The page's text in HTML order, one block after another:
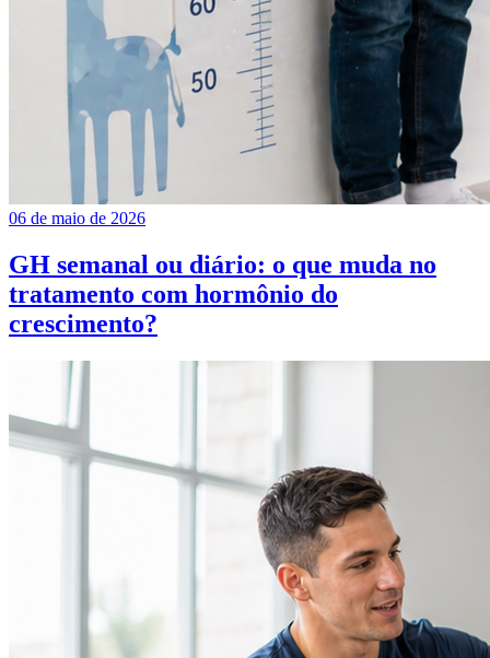
06 de maio de 2026
GH semanal ou diário: o que muda no
tratamento com hormônio do
crescimento?